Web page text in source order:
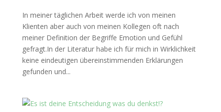
In meiner täglichen Arbeit werde ich von meinen
Klienten aber auch von meinen Kollegen oft nach
meiner Definition der Begriffe Emotion und Gefühl
gefragt.In der Literatur habe ich für mich in Wirklichkeit
keine eindeutigen übereinstimmenden Erklärungen
gefunden und...